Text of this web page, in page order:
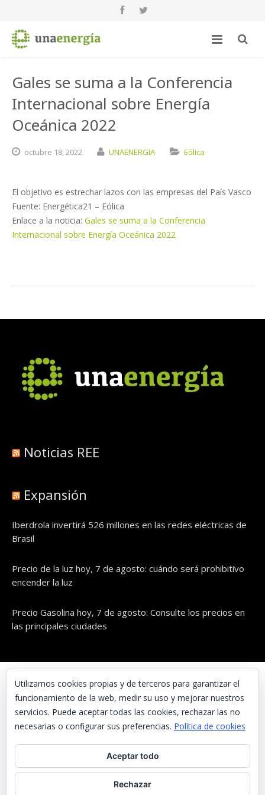
Gales se suma a la Conferencia
Internacional sobre Energía
Oceánica 2022
octubre 18,2022 UNAENERGIA Eólica
El objetivo es estrechar lazos con las empresas del País Vasco
Fuente: Energética21 – Eólica
Enlace a la noticia: Gales se suma a la Conferencia
Internacional sobre Energía Oceánica 2022
Noticias REE
Expansión
Iberdrola invertirá 526 millones en las redes eléctricas de
Brasil
Precio de la luz hoy, 7 de agosto: cuándo será prohibitivo
encender la luz
Precio Gasolina hoy, 7 de agosto: Consulte los precios en
las principales ciudades
© UNAENERGÍA, S.L.
Inicio
Contacta con nosotros
Preguntas frecuentes
Aviso Legal
Utilizamos cookies propias y de terceros para garantizar el
funcionamiento de la web, medir su uso y mejorar nuestros
servicios. Puede aceptar todas las cookies, rechazar las no
necesarias o configurar sus preferencias. Política de cookies
Aceptar todo
Rechazar